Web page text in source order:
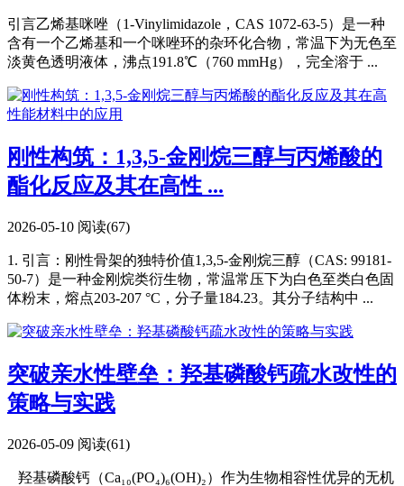
引言乙烯基咪唑（1-Vinylimidazole，CAS 1072-63-5）是一种
含有一个乙烯基和一个咪唑环的杂环化合物，常温下为无色至
淡黄色透明液体，沸点191.8℃（760 mmHg），完全溶于 ...
刚性构筑：1,3,5-金刚烷三醇与丙烯酸的
酯化反应及其在高性 ...
2026-05-10 阅读(67)
1. 引言：刚性骨架的独特价值1,3,5-金刚烷三醇（CAS: 99181-
50-7）是一种金刚烷类衍生物，常温常压下为白色至类白色固
体粉末，熔点203-207 °C，分子量184.23。其分子结构中 ...
突破亲水性壁垒：羟基磷酸钙疏水改性的
策略与实践
2026-05-09 阅读(61)
羟基磷酸钙（Ca₁₀(PO₄)₆(OH)₂）作为生物相容性优异的无机